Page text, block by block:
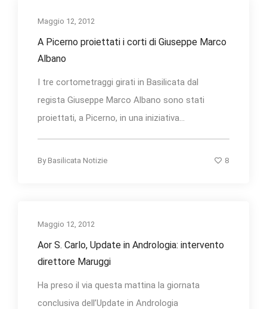
Maggio 12, 2012
A Picerno proiettati i corti di Giuseppe Marco
Albano
I tre cortometraggi girati in Basilicata dal
regista Giuseppe Marco Albano sono stati
proiettati, a Picerno, in una iniziativa...
By Basilicata Notizie 8
Maggio 12, 2012
Aor S. Carlo, Update in Andrologia: intervento
direttore Maruggi
Ha preso il via questa mattina la giornata
conclusiva dell’Update in Andrologia